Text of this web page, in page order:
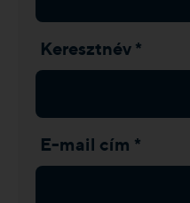
Keresztnév *
E-mail cím *